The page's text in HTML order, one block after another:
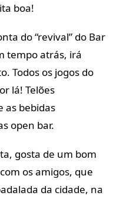
boa!
do “revival” do Bar
tempo atrás, irá
Todos os jogos do
lá! Telões
as bebidas
open bar.
gosta de um bom
os amigos, que
da cidade, na